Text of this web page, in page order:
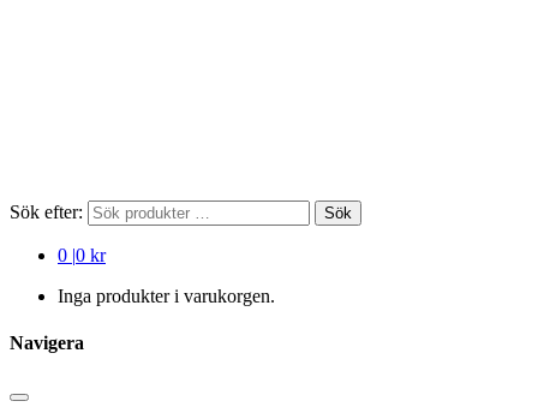
Sök efter: Sök
0 |0 kr
Inga produkter i varukorgen.
Navigera